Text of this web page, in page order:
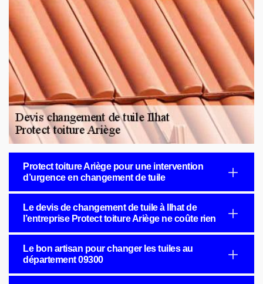
Protect toiture Ariège pour une intervention
d’urgence en changement de tuile
Le devis de changement de tuile à Ilhat de
l’entreprise Protect toiture Ariège ne coûte rien
Le bon artisan pour changer les tuiles au
département 09300